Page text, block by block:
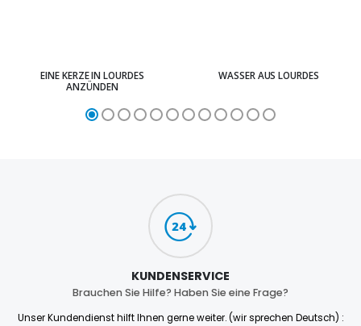
EINE KERZE IN LOURDES
ANZÜNDEN
WASSER AUS LOURDES
KUNDENSERVICE
Brauchen Sie Hilfe? Haben Sie eine Frage?
Unser Kundendienst hilft Ihnen gerne weiter. (wir sprechen Deutsch) :